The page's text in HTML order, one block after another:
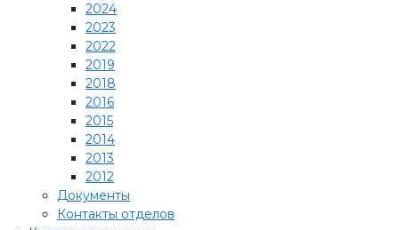
2024
2023
2022
2019
2018
2016
2015
2014
2013
2012
Документы
Контакты отделов